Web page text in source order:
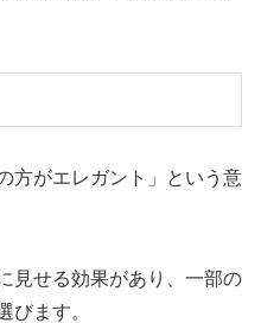
方がエレガント」という意
見せる効果があり、一部の
びます。